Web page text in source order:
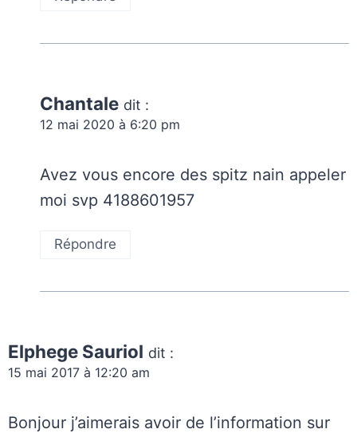
Chantale dit :
12 mai 2020 à 6:20 pm
Avez vous encore des spitz nain appeler
moi svp 4188601957
Répondre
Elphege Sauriol dit :
15 mai 2017 à 12:20 am
Bonjour j’aimerais avoir de l’information sur